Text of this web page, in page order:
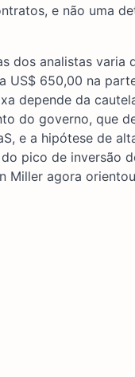
e não uma
dos analistas varia
US$ 650,00 na
depende da
do governo, que
e a hipótese de
pico de inversão
Miller agora